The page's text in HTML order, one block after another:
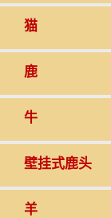
猫
鹿
牛
壁挂式鹿头
羊